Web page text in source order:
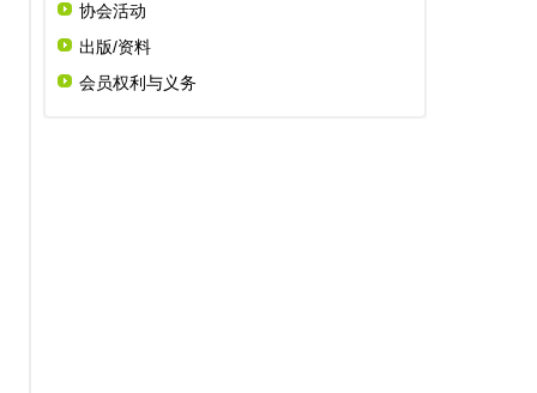
协会活动
出版/资料
会员权利与义务